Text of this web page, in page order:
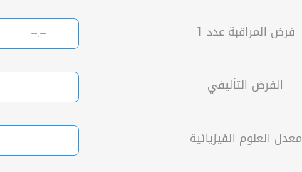
فرض المراقبة عدد 1
الفرض التأليفي
معدل العلوم الفيزيائية